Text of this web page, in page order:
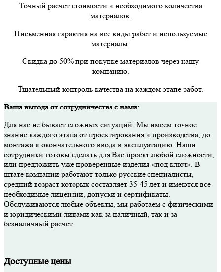
Точный расчет стоимости и необходимого количества
материалов.
Письменная гарантия на все виды работ и используемые
материалы.
Скидка до 50% при покупке материалов через нашу
компанию.
Тщательный контроль качества на каждом этапе работ.
Ваша выгода от сотрудничества с нами:
Для нас не бывает сложных ситуаций. Мы имеем точное
знание каждого этапа от проектирования и производства, до
монтажа и окончательного ввода в эксплуатацию. Наши
сотрудники готовы сделать для Вас проект любой сложности,
или предложить уже проверенные изделия «под ключ». В
штате компании работают только русские специалисты,
средний возраст которых составляет 35-45 лет и имеются все
необходимые лицензии, допуски и сертификаты.
Обслуживаются любые объекты, мы работаем с физическими
и юридическими лицами как за наличный, так и за
безналичный расчет.
Доступные цены